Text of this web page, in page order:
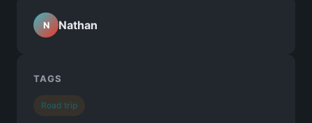
N Nathan
TAGS
Road trip